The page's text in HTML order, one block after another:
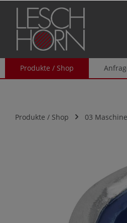
Zur Hauptnavigation
Produkte / Shop
Produkte / Shop 03